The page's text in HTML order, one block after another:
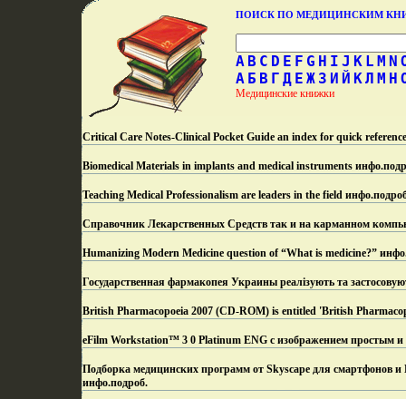
ПОИСК ПО МЕДИЦИНСКИМ
A B C D E F G H I J K L M N
А Б В Г Д Е Ж З И Й КЛ М Н
Медицинские книжки
Critical Care Notes-Clinical Pocket Guide an index for quick
Biomedical Materials in implants and medical instruments инфо.
Teaching Medical Professionalism are leaders in the field инфо.
Справочник Лекарственных Средств так и на карманном
Humanizing Modern Medicine question of “What is medicine?”
Государственная фармакопея Украины реалізують та
British Pharmacopoeia 2007 (CD-ROM) is entitled 'British
eFilm Workstation™ 3 0 Platinum ENG с изображением простым
Подборка медицинских программ от Skyscape для
инфо.подроб.